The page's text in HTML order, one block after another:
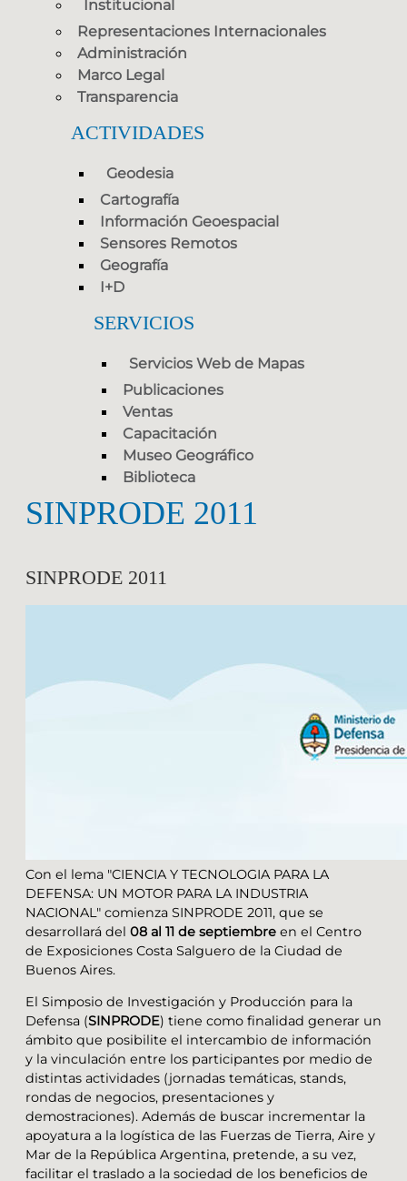
Institucional
Representaciones Internacionales
Administración
Marco Legal
Transparencia
ACTIVIDADES
Geodesia
Cartografía
Información Geoespacial
Sensores Remotos
Geografía
I+D
SERVICIOS
Servicios Web de Mapas
Publicaciones
Ventas
Capacitación
Museo Geográfico
Biblioteca
SINPRODE 2011
SINPRODE 2011
Con el lema "CIENCIA Y TECNOLOGIA PARA LA
DEFENSA: UN MOTOR PARA LA INDUSTRIA
NACIONAL" comienza SINPRODE 2011, que se
desarrollará del 08 al 11 de septiembre en el Centro
de Exposiciones Costa Salguero de la Ciudad de
Buenos Aires.
El Simposio de Investigación y Producción para la
Defensa (SINPRODE) tiene como finalidad generar un
ámbito que posibilite el intercambio de información
y la vinculación entre los participantes por medio de
distintas actividades (jornadas temáticas, stands,
rondas de negocios, presentaciones y
demostraciones). Además de buscar incrementar la
apoyatura a la logística de las Fuerzas de Tierra, Aire y
Mar de la República Argentina, pretende, a su vez,
facilitar el traslado a la sociedad de los beneficios de